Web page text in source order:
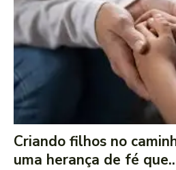
Criando filhos no
uma herança de fé